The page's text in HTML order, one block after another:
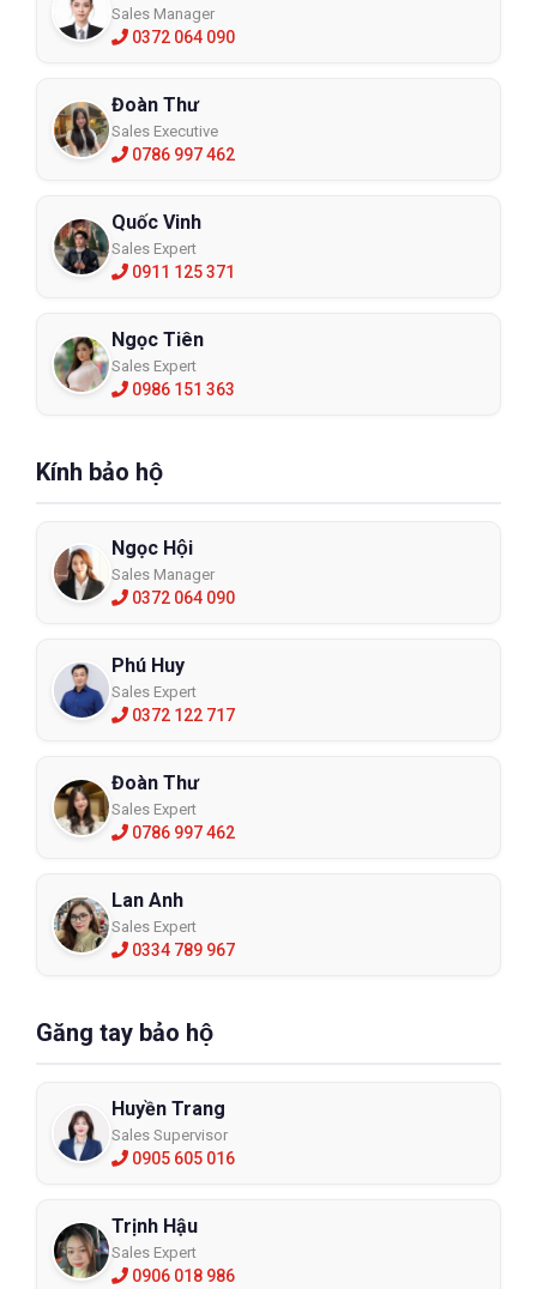
Sales Manager
0372 064 090
Đoàn Thư
Sales Executive
0786 997 462
Quốc Vinh
Sales Expert
0911 125 371
Ngọc Tiên
Sales Expert
0986 151 363
Kính bảo hộ
Ngọc Hội
Sales Manager
0372 064 090
Phú Huy
Sales Expert
0372 122 717
Đoàn Thư
Sales Expert
0786 997 462
Lan Anh
Sales Expert
0334 789 967
Găng tay bảo hộ
Huyền Trang
Sales Supervisor
0905 605 016
Trịnh Hậu
Sales Expert
0906 018 986